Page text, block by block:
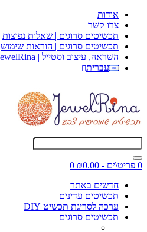
אודות
צרו קשר
תכשיטים סרוגים | שאלות נפוצות
תכשיטים סרוגים | הוראות שימוש
השראה, עיצוב וסטייל | JewelRina
עברית
0 פריט\ים - ₪0.00
0
חדשים באתר
תכשיטים עדינים
ערכה לסריגת תכשיט DIY
תכשיטים סרוגים